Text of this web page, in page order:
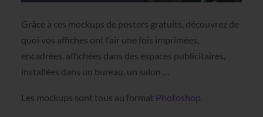
Grâce à ces mockups de posters gratuits, découvrez de
quoi vos affiches ont l’air une fois imprimées,
encadrées, affichées dans des espaces publicitaires,
installées dans un bureau, un salon …
Les mockups sont tous au format Photoshop